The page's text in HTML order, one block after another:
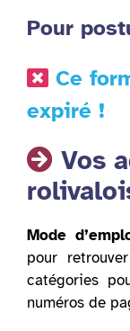
Pour
Ce
expiré !
Vos
Mode
pour
catégories
numéros de